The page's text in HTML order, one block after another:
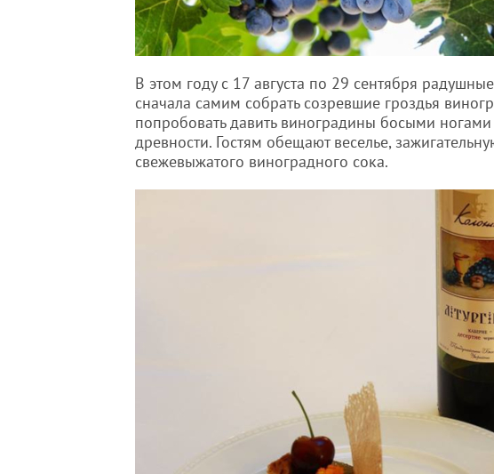
В этом году с 17 августа по 29 сентября
сначала самим собрать созревшие гроздья
попробовать давить виноградины босыми
древности. Гостям обещают веселье,
свежевыжатого виноградного сока.